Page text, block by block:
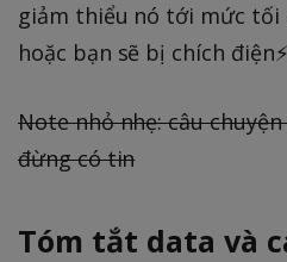
giảm thiểu nó tới mức tối
hoặc bạn sẽ bị chích
Note nhỏ nhẹ: câu
đừng có tin
Tóm tắt data và